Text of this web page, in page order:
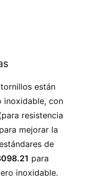
están
inoxidable, con
resistencia
mejorar la
de
para
inoxidable.